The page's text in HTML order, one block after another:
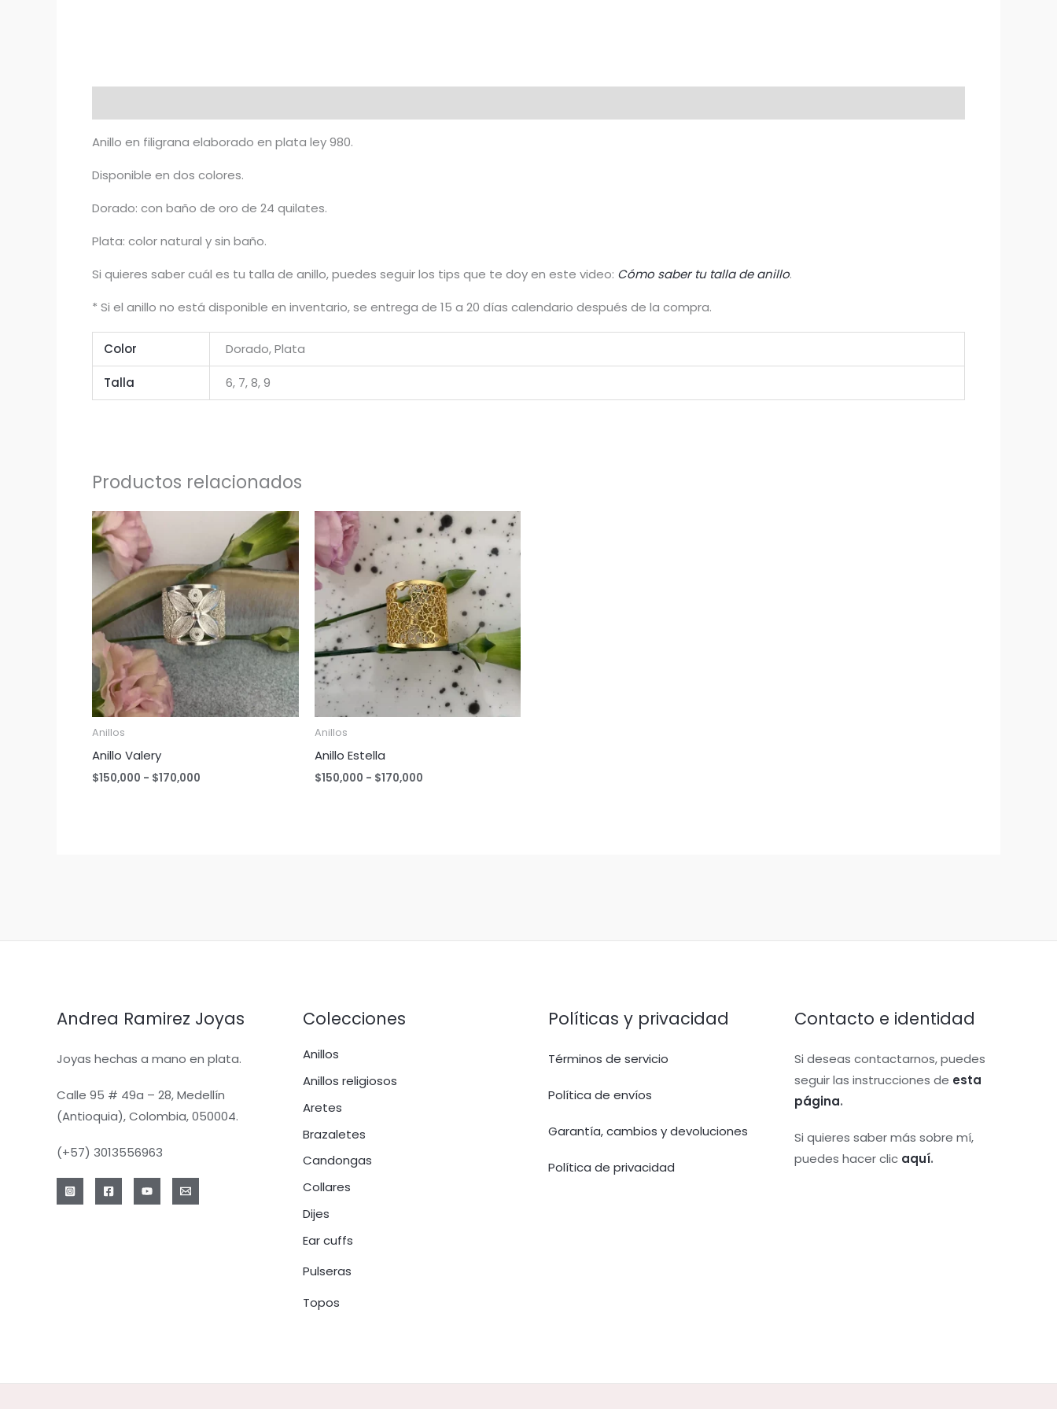
Anillo en filigrana elaborado en plata ley 980.
Disponible en dos colores.
Dorado: con baño de oro de 24 quilates.
Plata: color natural y sin baño.
Si quieres saber cuál es tu talla de anillo, puedes seguir los tips que te doy en este video: Cómo saber tu talla de anillo.
* Si el anillo no está disponible en inventario, se entrega de 15 a 20 días calendario después de la compra.
Color Dorado, Plata
Talla 6, 7, 8, 9
Productos relacionados
Anillos
Anillo Valery
$150,000 - $170,000
Anillos
Anillo Estella
$150,000 - $170,000Rango
Andrea Ramirez Joyas
Joyas hechas a mano en plata.
Calle 95 # 49a – 28, Medellín
(Antioquia), Colombia, 050004.
(+57) 3013556963
Colecciones
Anillos
Anillos religiosos
Aretes
Brazaletes
Candongas
Collares
Dijes
Ear cuffs
Pulseras
Topos
Políticas y privacidad
Términos de servicio
Política de envíos
Garantía, cambios y devoluciones
Política de privacidad
Contacto e identidad
Si deseas contactarnos, puedes
seguir las instrucciones de esta
página.
Si quieres saber más sobre mí,
puedes hacer clic aquí.